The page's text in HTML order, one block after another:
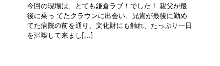
今回の現場は、とても鎌倉ラブ！でした！ 親父が最
後に乗っ てたクラウンに出会い、兄貴が最後に勤め
てた病院の前を通り、文化財にも触れ、たっぷり一日
を満喫して来まし[…]